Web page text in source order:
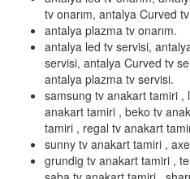
tv onarım, antalya Curved
antalya plazma tv onarım.
antalya led tv servisi,
servisi, antalya Curved tv
antalya plazma tv servisi.
samsung tv anakart tamiri
anakart tamiri , beko tv
tamiri , regal tv anakart
sunny tv anakart tamiri ,
grundig tv anakart tamiri ,